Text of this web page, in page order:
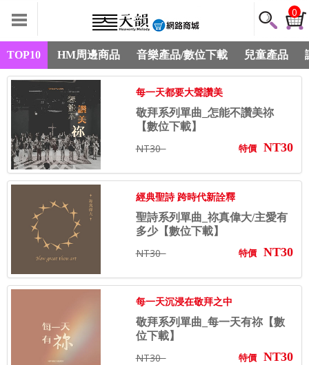
0
TOP10 HM周邊商品 音樂產品/數位下載 兒童產品
每一天都要大聲讚美
敬拜系列單曲_怎能不讚美祢
【數位下載】
NT30 特價 NT30
經典聖詩 跨時代新詮釋
聖詩系列單曲_祢真偉大/主愛有
多少【數位下載】
NT30 特價 NT30
每一天沉浸在敬拜之中
敬拜系列單曲_每一天有祢【數
位下載】
NT30 特價 NT30